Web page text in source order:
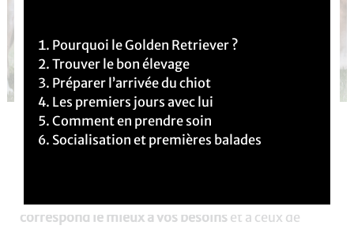
Pour promener son Golden Retriever
confortablement, il faut disposer du bon matériel,
correspond le mieux à vos besoins et à ceux de
Pourquoi le Golden Retriever ?
Trouver le bon élevage
Préparer l’arrivée du chiot
Les premiers jours avec lui
Comment en prendre soin
Socialisation et premières balades